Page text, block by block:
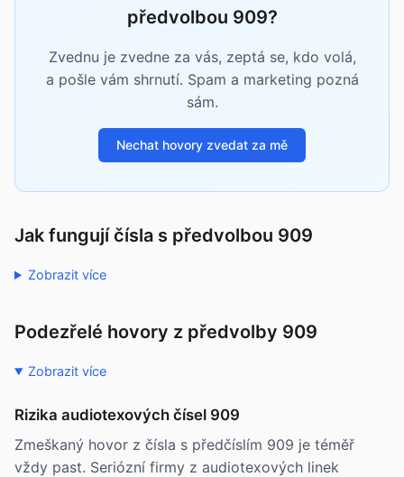
předvolbou 909?
Zvednu je zvedne za vás, zeptá se, kdo volá,
a pošle vám shrnutí. Spam a marketing pozná
sám.
Nechat hovory zvedat za mě
Jak fungují čísla s předvolbou 909
Zobrazit více
Podezřelé hovory z předvolby 909
Zobrazit více
Rizika audiotexových čísel 909
Zmeškaný hovor z čísla s předčíslím 909 je téměř
vždy past. Seriózní firmy z audiotexových linek